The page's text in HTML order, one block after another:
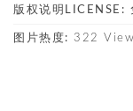
版权说明LICENSE:
图片热度: 322